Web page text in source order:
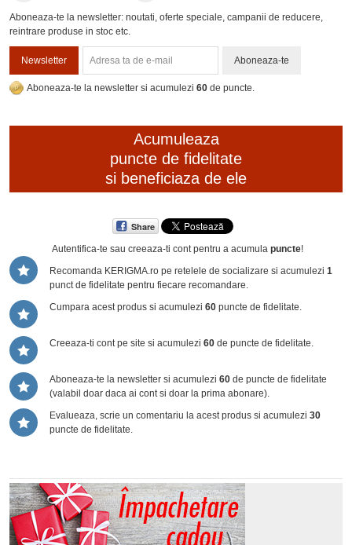
Aboneaza-te la newsletter: noutati, oferte speciale, campanii de reducere,
reintrare produse in stoc etc.
Newsletter Aboneaza-te
Aboneaza-te la newsletter si acumulezi 60 de puncte.
Acumuleaza
puncte de fidelitate
si beneficiaza de ele
Share
Autentifica-te sau creeaza-ti contpentru a acumula puncte!
Recomanda KERIGMA.ro pe retelele de socializare si acumulezi 1
punct de fidelitate pentru fiecare recomandare.
Cumpara acest produs si acumulezi 60 puncte de fidelitate.
Creeaza-ti cont pe site si acumulezi 60 de puncte de fidelitate.
Aboneaza-te la newsletter si acumulezi 60 de puncte de fidelitate
(valabil doar daca ai cont si doar la prima abonare).
Evalueaza, scrie un comentariu la acest produs si acumulezi 30
puncte de fidelitate.